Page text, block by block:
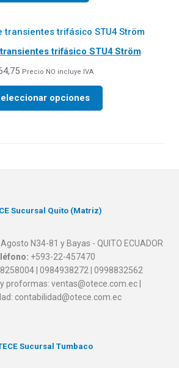
trifásico STU4 Ström
Precio NO incluye IVA
opciones
Sucursal Quito (Matriz)
N34-81 y Bayas - QUITO ECUADOR
+593-22-457470
| 0984938272 | 0998832562
proformas: ventas@otece.com.ec |
contabilidad@otece.com.ec
Sucursal Tumbaco